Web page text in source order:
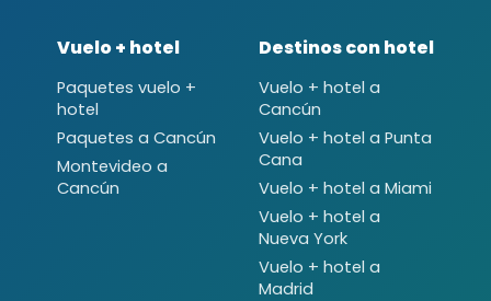
Vuelo + hotel
Paquetes vuelo +
hotel
Paquetes a Cancún
Montevideo a
Cancún
Destinos con hotel
Vuelo + hotel a
Cancún
Vuelo + hotel a Punta
Cana
Vuelo + hotel a Miami
Vuelo + hotel a
Nueva York
Vuelo + hotel a
Madrid